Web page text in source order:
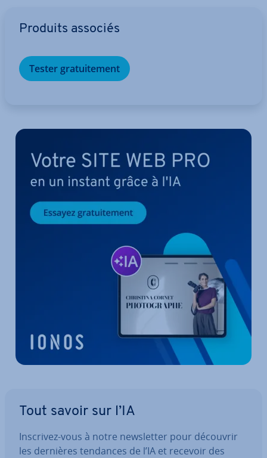
Produits associés
Tester gra­tui­te­ment
Tout savoir sur l’IA
Inscrivez-vous à notre news­let­ter pour découvrir
les dernières tendances de l’IA et recevoir des